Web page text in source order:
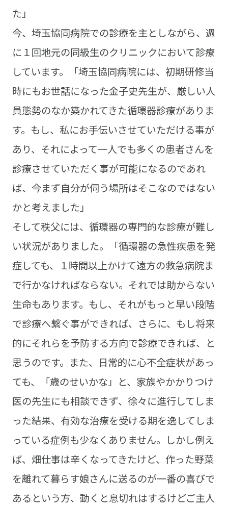
た」
今、埼玉協同病院での診療を主としながら、週
に１回地元の同級生のクリニックにおいて診療
しています。「埼玉協同病院には、初期研修当
時にもお世話になった金子史先生が、厳しい人
員態勢のなか築かれてきた循環器診療がありま
す。もし、私にお手伝いさせていただける事が
あり、それによって一人でも多くの患者さんを
診療させていただく事が可能になるのであれ
ば、今まず自分が伺う場所はそこなのではない
かと考えました」
そして秩父には、循環器の専門的な診療が難し
い状況がありました。「循環器の急性疾患を発
症しても、１時間以上かけて遠方の救急病院ま
で行かなければならない。それでは助からない
生命もあります。もし、それがもっと早い段階
で診療へ繋ぐ事ができれば、さらに、もし将来
的にそれらを予防する方向で診療できれば、と
思うのです。また、日常的に心不全症状があっ
ても、「歳のせいかな」と、家族やかかりつけ
医の先生にも相談できず、徐々に進行してしま
った結果、有効な治療を受ける期を逸してしま
っている症例も少なくありません。しかし例え
ば、畑仕事は辛くなってきたけど、作った野菜
を離れて暮らす娘さんに送るのが一番の喜びで
あるという方、動くと息切れはするけどご主人